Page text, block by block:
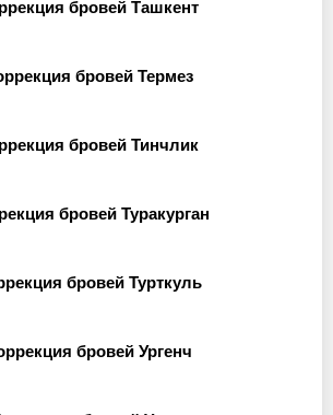
бровей Ташкент
бровей Термез
бровей Тинчлик
бровей Туракурган
бровей Турткуль
бровей Ургенч